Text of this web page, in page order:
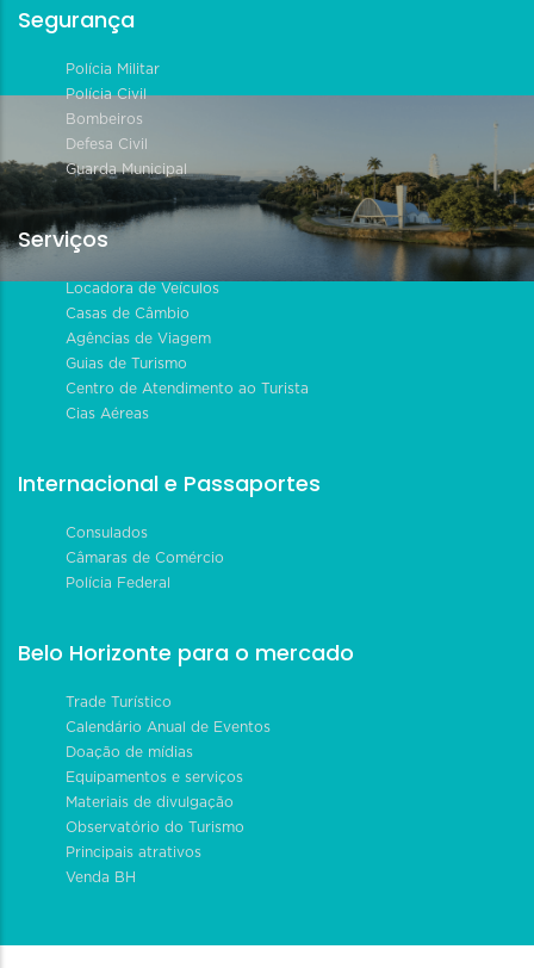
Segurança
Polícia Militar
Polícia Civil
Bombeiros
Defesa Civil
Guarda Municipal
Serviços
Locadora de Veículos
Casas de Câmbio
Agências de Viagem
Guias de Turismo
Centro de Atendimento ao Turista
Cias Aéreas
Internacional e Passaportes
Consulados
Câmaras de Comércio
Polícia Federal
Belo Horizonte para o mercado
Trade Turístico
Calendário Anual de Eventos
Doação de mídias
Equipamentos e serviços
Materiais de divulgação
Observatório do Turismo
Principais atrativos
Venda BH